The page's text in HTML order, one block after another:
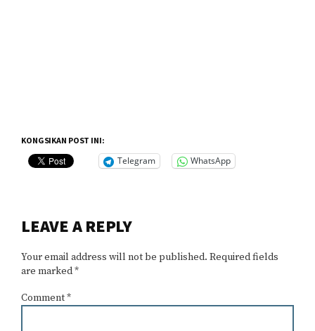
KONGSIKAN POST INI:
Telegram WhatsApp
Reader
Interactions
LEAVE A REPLY
Your email address will not be published. Required fields
are marked*
Comment*